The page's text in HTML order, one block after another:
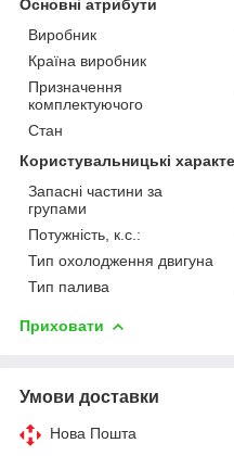
Основні атрибути
Виробник
Країна виробник
Призначення
комплектуючого
Стан
Користувальницькі
Запасні частини за
групами
Потужність, к.с.:
Тип охолодження двигуна
Тип палива
Приховати
Умови доставки
Нова Пошта